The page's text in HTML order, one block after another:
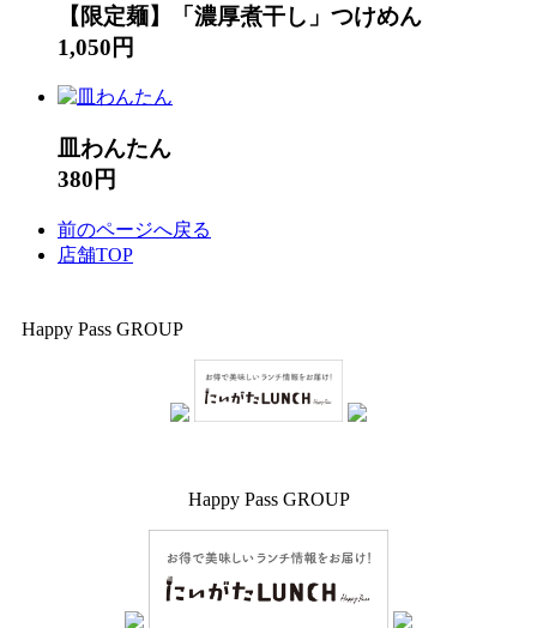
【限定麺】「濃厚煮干し」つけめん
1,050円
皿わんたん
380円
前のページへ戻る
店舗TOP
Happy Pass GROUP
Happy Pass GROUP